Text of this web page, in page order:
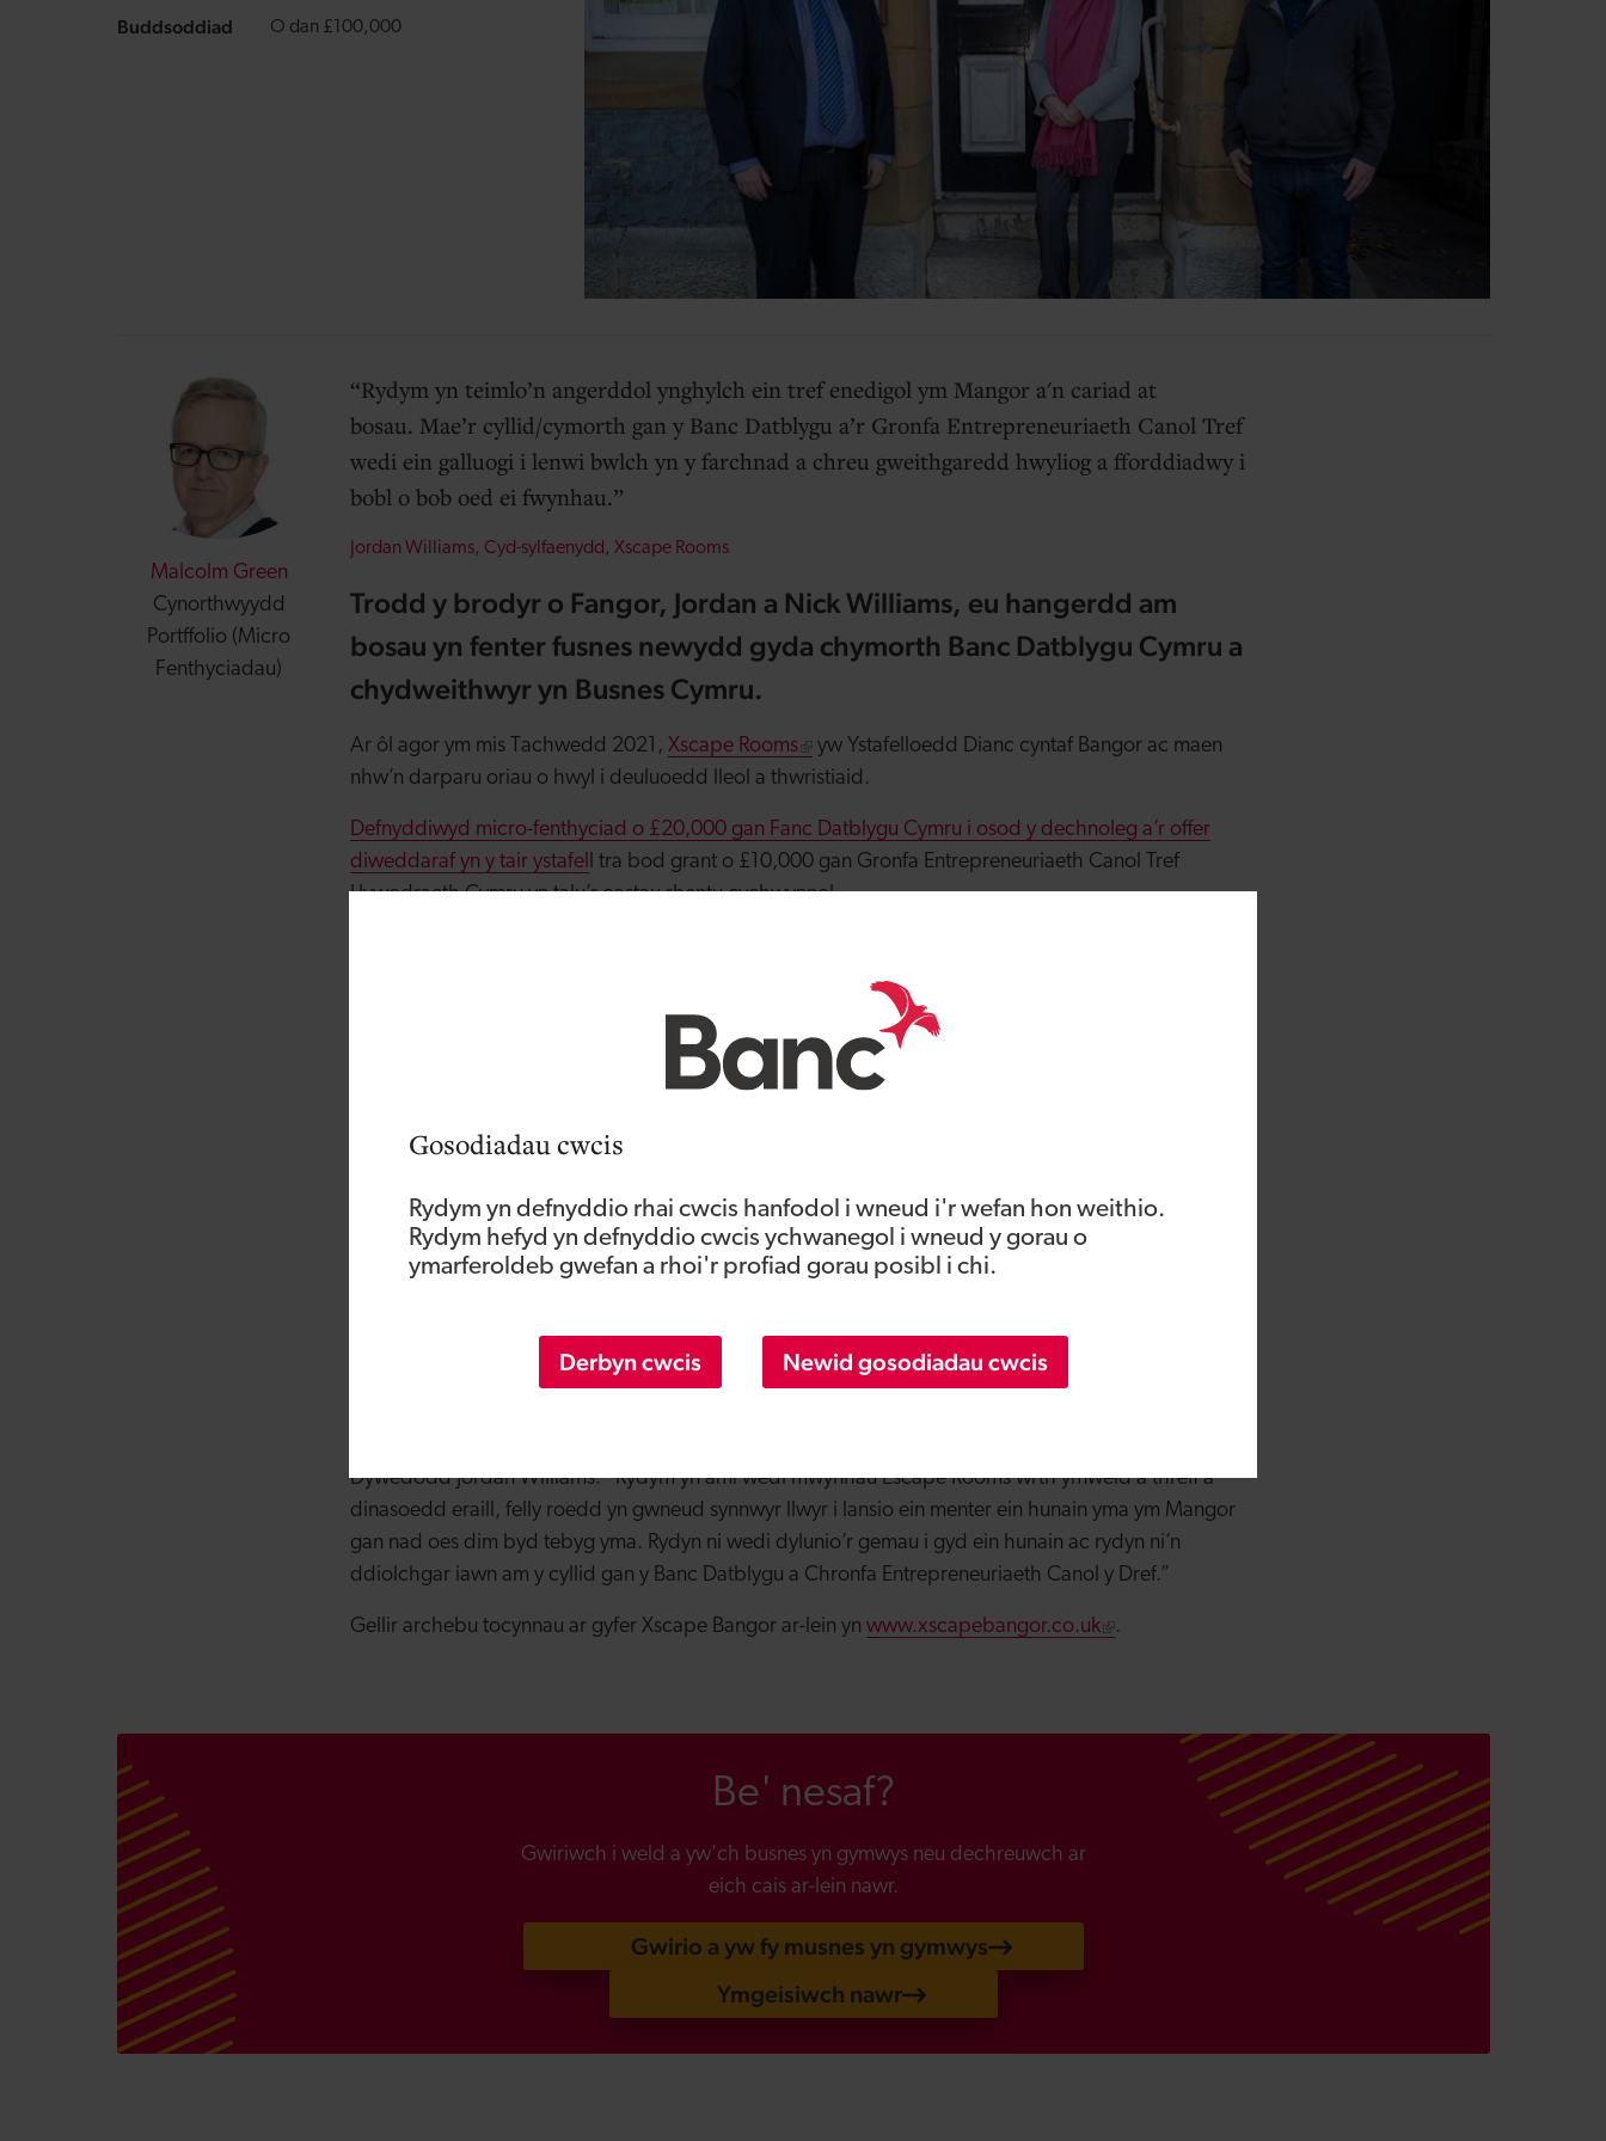
Gosodiadau cwcis
Rydym yn defnyddio rhai cwcis hanfodol i wneud i'r wefan hon weithio.
Rydym hefyd yn defnyddio cwcis ychwanegol i wneud y gorau o
ymarferoldeb gwefan a rhoi'r profiad gorau posibl i chi.
Derbyn cwcis Newid gosodiadau cwcis
Buddsoddiad O dan £100,000
Malcolm Green
Cynorthwyydd
Portffolio (Micro
Fenthyciadau)
Rydym yn teimlo’n angerddol ynghylch ein tref enedigol ym Mangor a'n cariad at
bosau. Mae’r cyllid/cymorth gan y Banc Datblygu a’r Gronfa Entrepreneuriaeth Canol Tref
wedi ein galluogi i lenwi bwlch yn y farchnad a chreu gweithgaredd hwyliog a fforddiadwy i
bobl o bob oed ei fwynhau.
Jordan Williams, Cyd-sylfaenydd, Xscape Rooms
Trodd y brodyr o Fangor, Jordan a Nick Williams, eu hangerdd am
bosau yn fenter fusnes newydd gyda chymorth Banc Datblygu Cymru a
chydweithwyr yn Busnes Cymru.
Ar ôl agor ym mis Tachwedd 2021, Xscape Rooms
yw Ystafelloedd Dianc cyntaf Bangor ac maen
nhw’n darparu oriau o hwyl i deuluoedd lleol a thwristiaid.
Defnyddiwyd micro-fenthyciad o £20,000 gan Fanc Datblygu Cymru i osod y dechnoleg a’r offer
diweddaraf yn y tair ystafell tra bod grant o £10,000 gan Gronfa Entrepreneuriaeth Canol Tref
Llywodraeth Cymru yn talu’r costau rhentu cychwynnol.
Cafodd y brodyr hefyd gefnogaeth un-i-un gan gynghorydd profiadolBusnes Cymru
Dywedodd Jordan Williams: “Rydym yn aml wedi mwynhau Escape Rooms wrth ymweld â threfi a
dinasoedd eraill, felly roedd yn gwneud synnwyr llwyr i lansio ein menter ein hunain yma ym Mangor
gan nad oes dim byd tebyg yma. Rydyn ni wedi dylunio’r gemau i gyd ein hunain ac rydyn ni’n
ddiolchgar iawn am y cyllid gan y Banc Datblygu a Chronfa Entrepreneuriaeth Canol y Dref.”
Gellir archebu tocynnau ar gyfer Xscape Bangor ar-lein yn www.xscapebangor.co.uk .
Be' nesaf?
Gwiriwch i weld a yw'ch busnes yn gymwys neu dechreuwch ar
eich cais ar-lein nawr.
Gwirio a yw fy musnes yn gymwys
Ymgeisiwch nawr